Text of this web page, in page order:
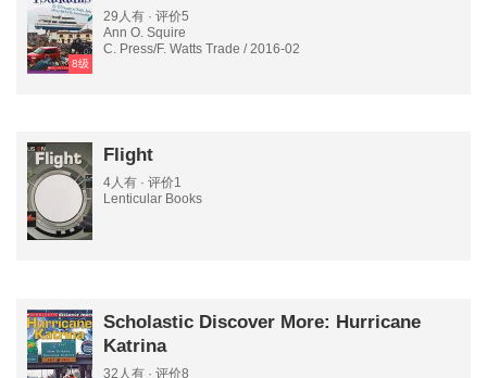
8级
29人有 · 评价5
Ann O. Squire
C. Press/F. Watts Trade / 2016-02
Flight
4人有 · 评价1
Lenticular Books
Scholastic Discover More: Hurricane
Katrina
32人有 · 评价8